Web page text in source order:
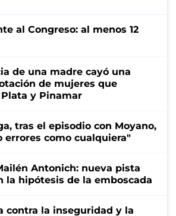
al Congreso: al menos 12
de una madre cayó una
de mujeres que
y Pinamar
tras el episodio con Moyano,
errores como cualquiera"
Antonich: nueva pista
la hipótesis de la emboscada
contra la inseguridad y la